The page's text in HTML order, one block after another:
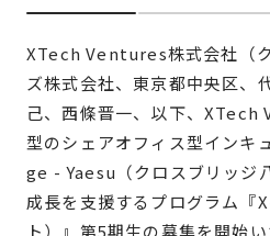
XTech Ventures株式会社（
ズ株式会社、東京都中央区、
己、西條晋一、以下、XTech
型のシェアオフィス型インキ
ge - Yaesu（クロスブリッジ
成長を支援するプログラム『
ト）』第5期生の募集を開始い